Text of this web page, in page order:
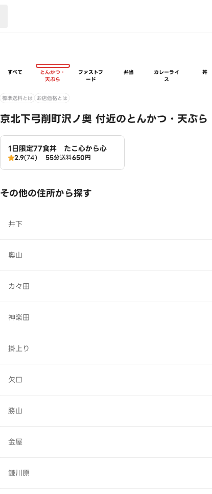
すべて
とんかつ・
天ぷら
ファストフ
ード
弁当
カレーライ
ス
丼
標準送料とは お店価格とは
京北下弓削町沢ノ奥 付近のとんかつ・天ぷら
1日限定77食丼 たこ心から心
2.9(74) 55分送料650円
その他の住所から探す
井下
奥山
カ々田
神楽田
掛上り
欠口
勝山
金屋
鎌川原